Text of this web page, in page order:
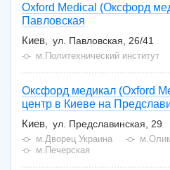
Oxford Medical (Оксфорд
Павловская
Киев
ул. Павловская, 26/41
м.Политехнический институт
Оксфорд медикал (Oxford
центр в Киеве на
Киев
ул. Предславинская, 29
м.Дворец Украина
м.Печерская